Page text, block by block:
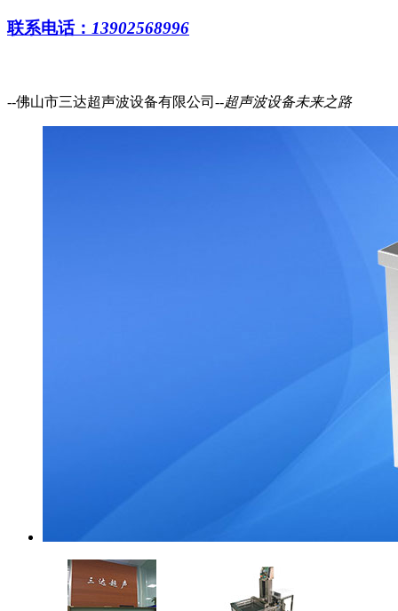
联系电话： 13902568996
--佛山市三达超声波设备有限公司--超声波设备未来之路